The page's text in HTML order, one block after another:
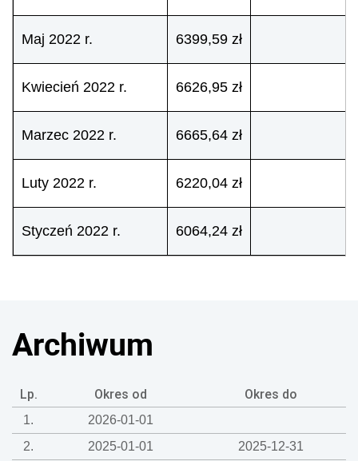
Maj 2022 r. 6399,59 zł
Kwiecień 2022 r. 6626,95 zł
Marzec 2022 r. 6665,64 zł
Luty 2022 r. 6220,04 zł
Styczeń 2022 r. 6064,24 zł
Archiwum
Lp. Okres od Okres do
1.
2026-01-01
2.
2025-01-01
2025-12-31